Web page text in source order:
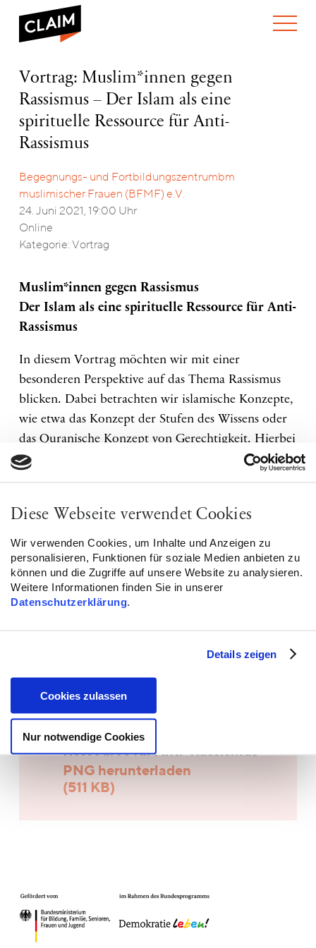
Diese Webseite verwendet Cookies
Wir verwenden Cookies, um Inhalte und Anzeigen zu
personalisieren, Funktionen für soziale Medien anbieten zu
können und die Zugriffe auf unsere Website zu analysieren.
Weitere Informationen finden Sie in unserer
Datenschutzerklärung
Details zeigen
Cookies zulassen
Nur notwendige Cookies
WER WIR SIND
WIE WIR ARBEITEN
TRANSPARENZ
WAS WIR TUN
VERANSTALTUNGEN
Vortrag:
Muslim*innen
gegen
Rassismus
spirituelle
Ressource
Anti-
Vortrag: Muslim*innen gegen
Rassismus – Der Islam als eine
spirituelle Ressource für Anti-
Rassismus
Begegnungs- und Fortbildungszentrumbm
muslimischer Frauen (BFMF) e.V.
24. Juni 2021, 19:00 Uhr
Online
Kategorie: Vortrag
Muslim*innen gegen Rassismus
Der Islam als eine spirituelle Ressource für Anti-
Rassismus
In diesem Vortrag möchten wir mit einer
besonderen Perspektive auf das Thema Rassismus
blicken. Dabei betrachten wir islamische Konzepte,
wie etwa das Konzept der Stufen des Wissens oder
das Quranische Konzept von Gerechtigkeit. Hierbei
zeigt sich: Anti-Rassismus-Arbeit ist ein Kern der
verstehen und als Lösungsmodell kennenlernen.
Datum:Do., 24.06.21
Uhrzeit:19:00 – 20:30 Uhr
Referent:Ibrahim El-Khawankey, Muslimische
Initiative für Aktiven Anti-Rassismus (M!AAR)
kontakt@bfmf-koeln.de.
Muslim*innen gegen Rassismus -
Der Islam als eine spirituelle
Ressource für Anti-Rassismus
PNG herunterladen
(511 KB)